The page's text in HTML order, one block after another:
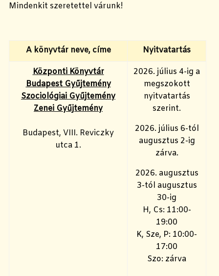
Mindenkit szeretettel várunk!
A könyvtár neve, címe Nyitvatartás
Központi Könyvtár
Budapest Gyűjtemény
Szociológiai Gyűjtemény
Zenei Gyűjtemény
Budapest, VIII. Reviczky
utca 1.
2026. július 4-ig a
megszokott
nyitvatartás
szerint.
2026. július 6-tól
augusztus 2-ig
zárva.
2026. augusztus
3-tól augusztus
30-ig
H, Cs: 11:00-
19:00
K, Sze, P: 10:00-
17:00
Szo: zárva